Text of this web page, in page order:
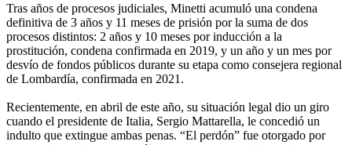
Tras años de procesos judiciales, Minetti acumuló una condena
definitiva de 3 años y 11 meses de prisión por la suma de dos
procesos distintos: 2 años y 10 meses por inducción a la
prostitución, condena confirmada en 2019, y un año y un mes por
desvío de fondos públicos durante su etapa como consejera regional
de Lombardía, confirmada en 2021.
Recientemente, en abril de este año, su situación legal dio un giro
cuando el presidente de Italia, Sergio Mattarella, le concedió un
indulto que extingue ambas penas. “El perdón” fue otorgado por